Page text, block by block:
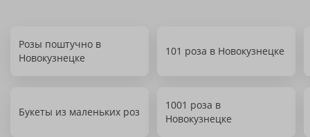
Розы поштучно в
Новокузнецке
101 роза в Новокузнецке
Букеты из маленьких роз
1001 роза в
Новокузнецке